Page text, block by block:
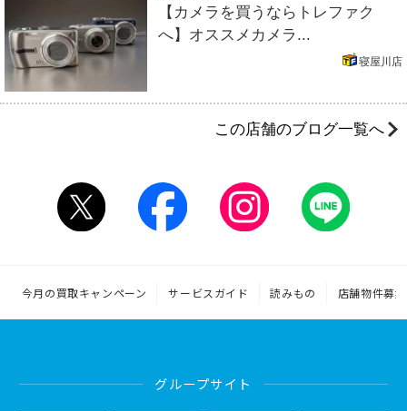
【カメラを買うならトレファク
へ】オススメカメラ...
寝屋川店
この店舗のブログ一覧へ
今月の買取キャンペーン サービスガイド 読みもの 店舗物件募集
グループサイト